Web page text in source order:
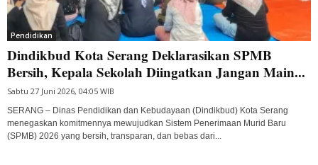
Pendidikan
Dindikbud Kota Serang Deklarasikan SPMB
Bersih, Kepala Sekolah Diingatkan Jangan Main...
Sabtu 27 Juni 2026, 04:05 WIB
SERANG – Dinas Pendidikan dan Kebudayaan (Dindikbud) Kota Serang
menegaskan komitmennya mewujudkan Sistem Penerimaan Murid Baru
(SPMB) 2026 yang bersih, transparan, dan bebas dari...